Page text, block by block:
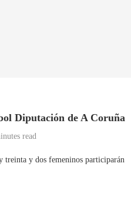
Diputación de A Coruña
read
treinta y dos femeninos participarán